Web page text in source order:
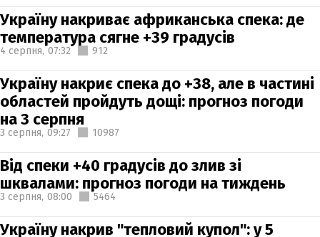
Україну накриває африканська спека: де
температура сягне +39 градусів
4 серпня, 07:32 912
Україну накриє спека до +38, але в частині
областей пройдуть дощі: прогноз погоди
на 3 серпня
3 серпня, 09:27 10987
Від спеки +40 градусів до злив зі
шквалами: прогноз погоди на тиждень
3 серпня, 08:00 5464
Україну накрив "тепловий купол": у 5